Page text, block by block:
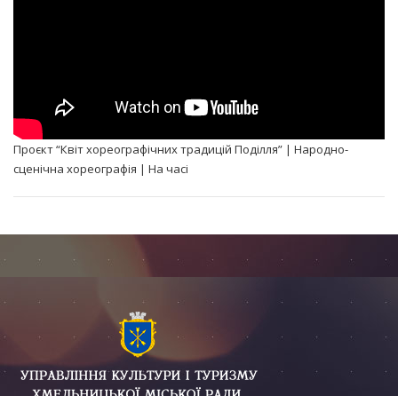
Проєкт “Квіт хореографічних традицій Поділля” | Народно-
сценічна хореографія | На часі